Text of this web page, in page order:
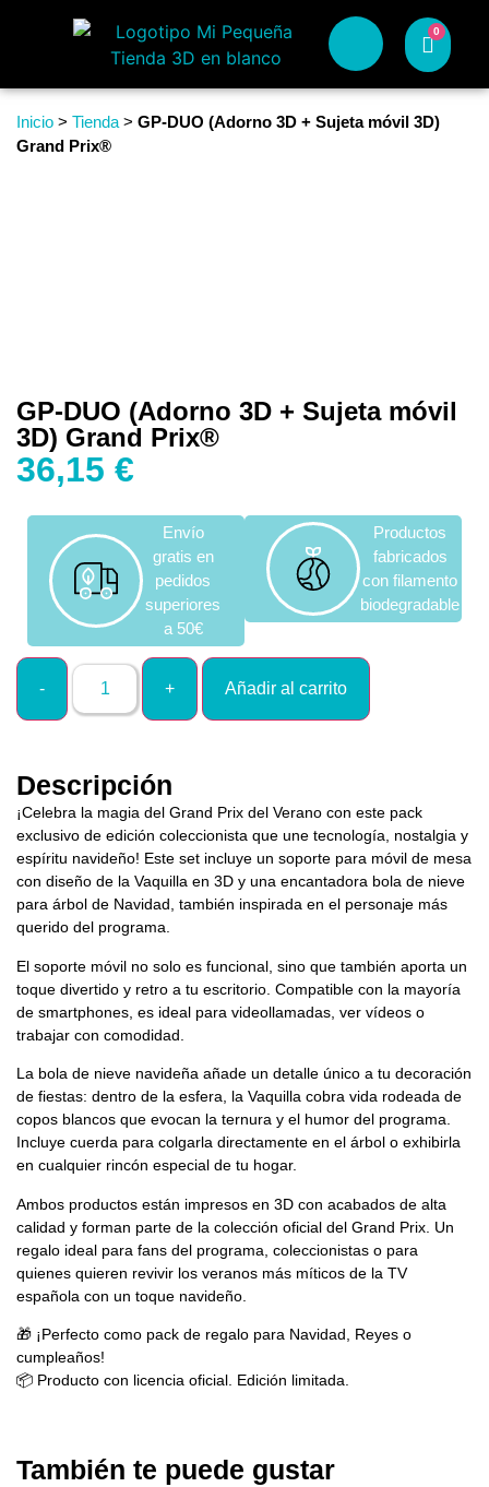
0
Inicio > Tienda > GP-DUO (Adorno 3D + Sujeta móvil 3D)
Grand Prix®
GP-DUO (Adorno 3D + Sujeta móvil
3D) Grand Prix®
36,15 €
Envío
gratis en
pedidos
superiores
a 50€
Productos
fabricados
con filamento
biodegradable
Añadir al carrito
Descripción
¡Celebra la magia del Grand Prix del Verano con este pack
exclusivo de edición coleccionista que une tecnología, nostalgia y
espíritu navideño! Este set incluye un soporte para móvil de mesa
con diseño de la Vaquilla en 3D y una encantadora bola de nieve
para árbol de Navidad, también inspirada en el personaje más
querido del programa.
El soporte móvil no solo es funcional, sino que también aporta un
toque divertido y retro a tu escritorio. Compatible con la mayoría
de smartphones, es ideal para videollamadas, ver vídeos o
trabajar con comodidad.
La bola de nieve navideña añade un detalle único a tu decoración
de fiestas: dentro de la esfera, la Vaquilla cobra vida rodeada de
copos blancos que evocan la ternura y el humor del programa.
Incluye cuerda para colgarla directamente en el árbol o exhibirla
en cualquier rincón especial de tu hogar.
Ambos productos están impresos en 3D con acabados de alta
calidad y forman parte de la colección oficial del Grand Prix. Un
regalo ideal para fans del programa, coleccionistas o para
quienes quieren revivir los veranos más míticos de la TV
española con un toque navideño.
🎁 ¡Perfecto como pack de regalo para Navidad, Reyes o
cumpleaños!
📦 Producto con licencia oficial. Edición limitada.
También te puede gustar